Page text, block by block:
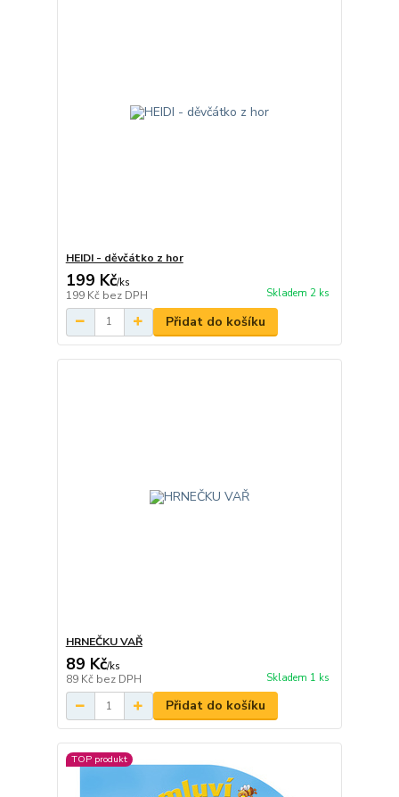
HEIDI - děvčátko z hor
199 Kč/ks
199 Kč bez DPH Skladem 2 ks
Přidat do košíku
HRNEČKU VAŘ
89 Kč/ks
89 Kč bez DPH Skladem 1 ks
Přidat do košíku
TOP produkt